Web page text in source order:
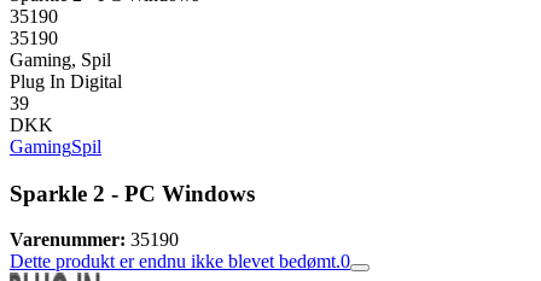
35190
35190
Gaming, Spil
Plug In Digital
39
DKK
GamingSpil
Sparkle 2 - PC Windows
Varenummer: 35190
Dette produkt er endnu ikke blevet bedømt.0